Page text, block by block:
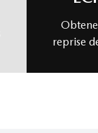
reprise